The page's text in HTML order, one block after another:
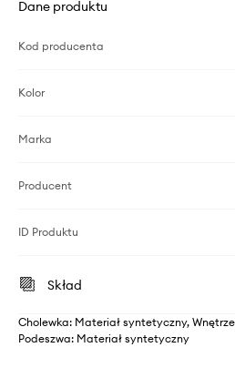
Dane produktu
Kod producenta
Kolor
Marka
Producent
ID Produktu
Skład
Cholewka: Materiał syntetyczny,
Podeszwa: Materiał syntetyczny